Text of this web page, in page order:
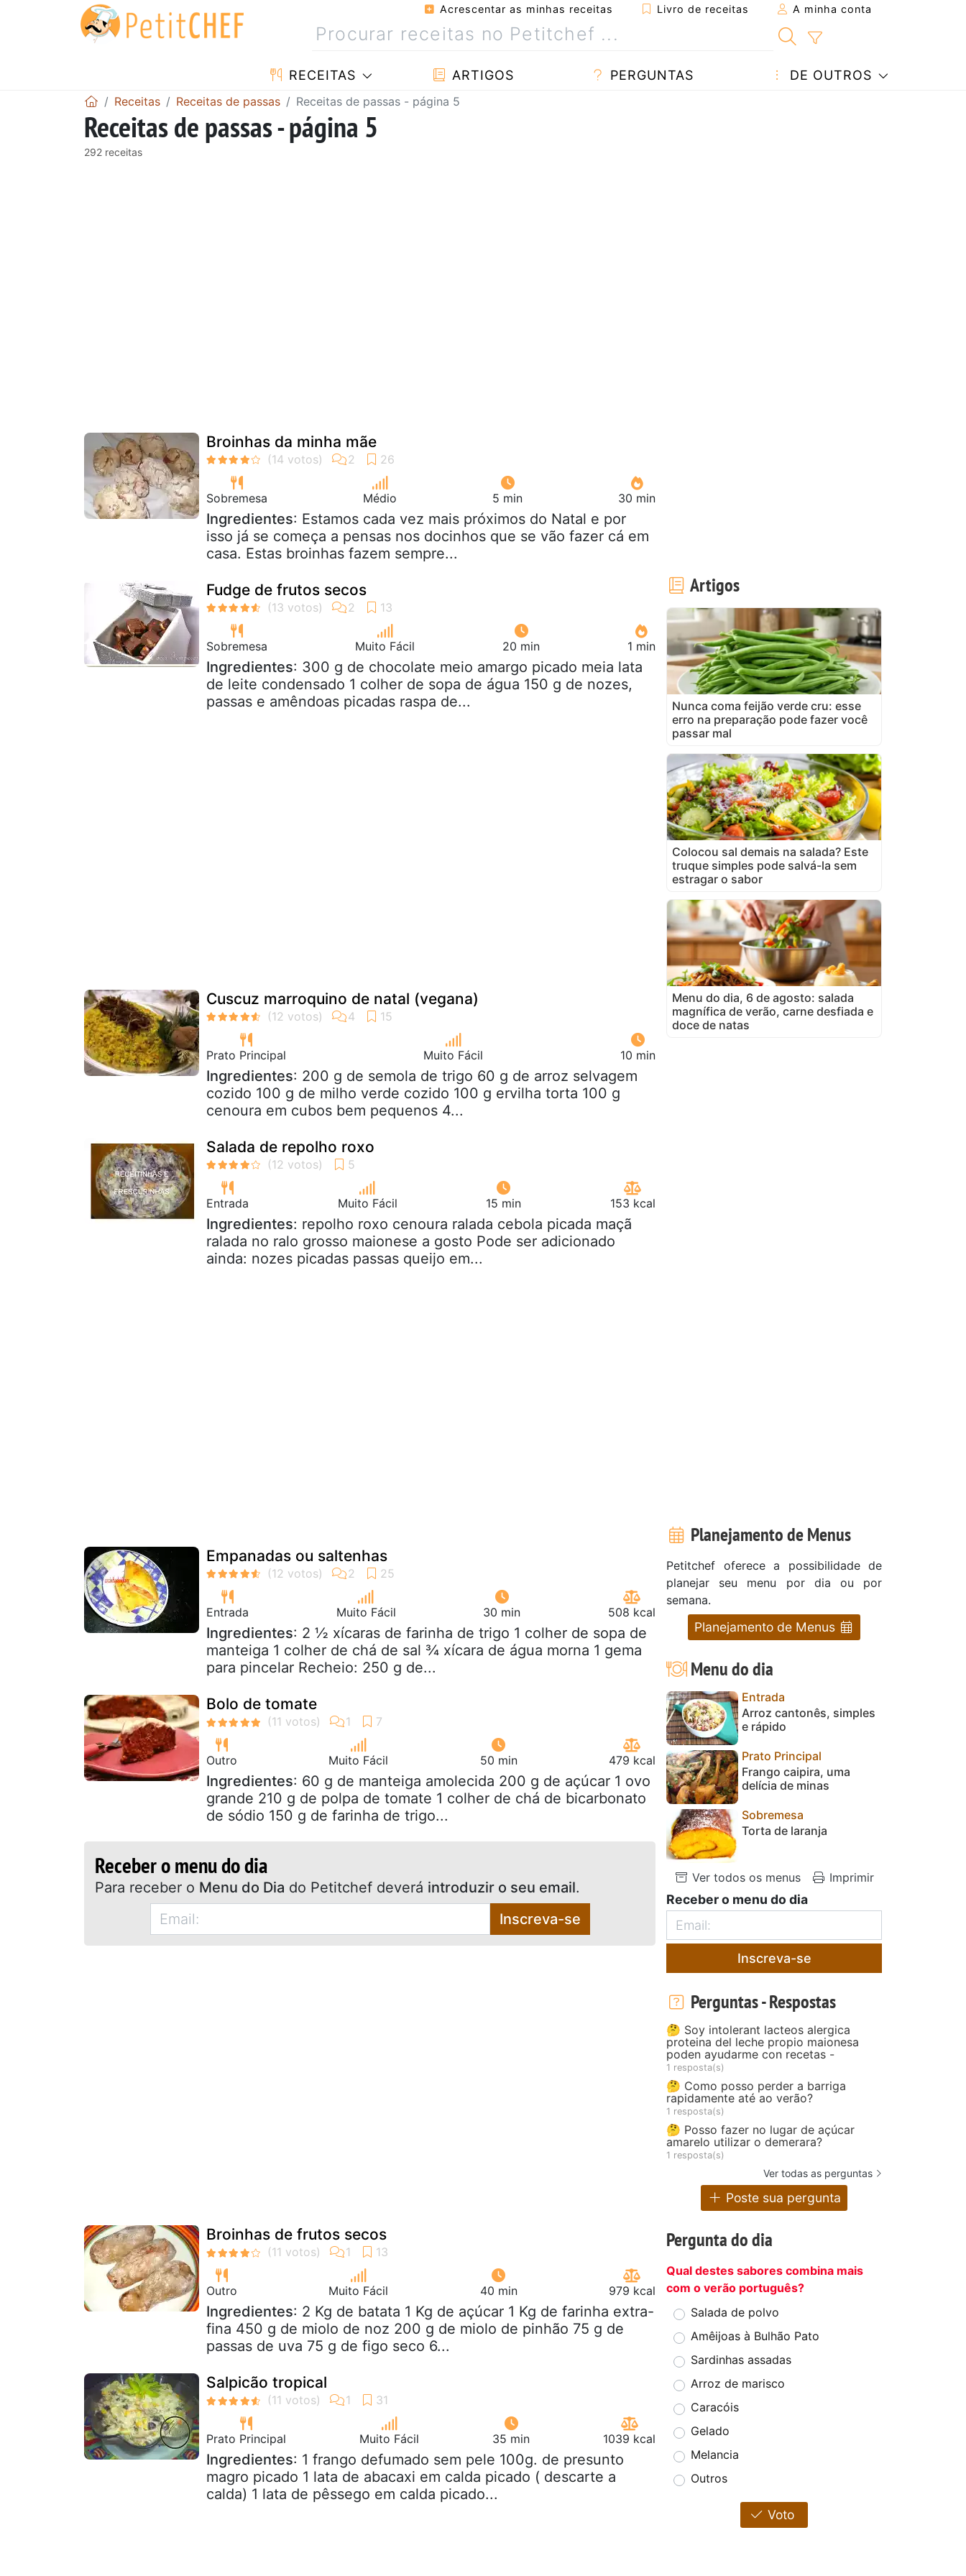
Acrescentar as minhas receitas Livro de receitas A minha conta
RECEITAS ARTIGOS PERGUNTAS DE OUTROS
Receitas Receitas de passas Receitas de passas - página 5
Receitas de passas - página 5
292 receitas
Broinhas da minha mãe
Sobremesa Médio 5 min 30 min
Ingredientes: Estamos cada vez mais próximos do Natal e por
isso já se começa a pensas nos docinhos que se vão fazer cá em
casa. Estas broinhas fazem sempre...
Fudge de frutos secos
Sobremesa Muito Fácil 20 min 1 min
Ingredientes: 300 g de chocolate meio amargo picado meia lata
de leite condensado 1 colher de sopa de água 150 g de nozes,
passas e amêndoas picadas raspa de...
Cuscuz marroquino de natal (vegana)
Prato Principal Muito Fácil 10 min
Ingredientes: 200 g de semola de trigo 60 g de arroz selvagem
cozido 100 g de milho verde cozido 100 g ervilha torta 100 g
cenoura em cubos bem pequenos 4...
Salada de repolho roxo
Entrada Muito Fácil 15 min 153 kcal
Ingredientes: repolho roxo cenoura ralada cebola picada maçã
ralada no ralo grosso maionese a gosto Pode ser adicionado
ainda: nozes picadas passas queijo em...
Empanadas ou saltenhas
Entrada Muito Fácil 30 min 508 kcal
Ingredientes: 2 ½ xícaras de farinha de trigo 1 colher de sopa de
manteiga 1 colher de chá de sal ¾ xícara de água morna 1 gema
para pincelar Recheio: 250 g de...
Bolo de tomate
Outro Muito Fácil 50 min 479 kcal
Ingredientes: 60 g de manteiga amolecida 200 g de açúcar 1 ovo
grande 210 g de polpa de tomate 1 colher de chá de bicarbonato
de sódio 150 g de farinha de trigo...
Receber o menu do dia
Para receber o Menu do Dia do Petitchef deverá introduzir o seu email.
Inscreva-se
Broinhas de frutos secos
Outro Muito Fácil 40 min 979 kcal
Ingredientes: 2 Kg de batata 1 Kg de açúcar 1 Kg de farinha extra-
fina 450 g de miolo de noz 200 g de miolo de pinhão 75 g de
passas de uva 75 g de figo seco 6...
Salpicão tropical
Prato Principal Muito Fácil 35 min 1039 kcal
Ingredientes: 1 frango defumado sem pele 100g. de presunto
magro picado 1 lata de abacaxi em calda picado ( descarte a
calda) 1 lata de pêssego em calda picado...
Artigos
Nunca coma feijão verde cru: esse
erro na preparação pode fazer você
passar mal
Colocou sal demais na salada? Este
truque simples pode salvá-la sem
estragar o sabor
Menu do dia, 6 de agosto: salada
magnífica de verão, carne desfiada e
doce de natas
Planejamento de Menus
Petitchef oferece a possibilidade de
planejar seu menu por dia ou por
semana.
Planejamento de Menus
Menu do dia
Entrada
Arroz cantonês, simples
e rápido
Prato Principal
Frango caipira, uma
delícia de minas
Sobremesa
Torta de laranja
Ver todos os menus Imprimir
Receber o menu do dia
Inscreva-se
Perguntas - Respostas
🤔 Soy intolerant lacteos alergica
proteina del leche propio maionesa
poden ayudarme con recetas -
1 resposta(s)
🤔 Como posso perder a barriga
rapidamente até ao verão?
1 resposta(s)
🤔 Posso fazer no lugar de açúcar
amarelo utilizar o demerara?
1 resposta(s)
Ver todas as perguntas
Poste sua pergunta
Pergunta do dia
Qual destes sabores combina mais
com o verão português?
Salada de polvo
Amêijoas à Bulhão Pato
Sardinhas assadas
Arroz de marisco
Caracóis
Gelado
Melancia
Outros
Voto